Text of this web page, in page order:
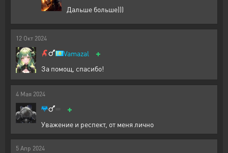
Дальше больше)))
12 Окт 2024
Vamazal +
За помощ, спасибо!
4 Мая 2024
+
Уважение и респект, от меня лично
5 Апр 2024